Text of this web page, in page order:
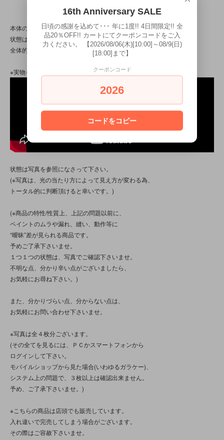
本体のみ。上記記載の難があります！
状態は比較的に綺麗な方かと思いますが、
全体的にスレや薄汚れ等のダメージがございます。
※実物を撮影致しました。参考にして下さい☆
状態は写真を参照になさって下さい。
(※写真は、光の当たり方によって見え方が変わる為、
トータル的に判断頂けると幸いです。)
(※商品の特性/性質上、上記の問題以前に、
ペイントのムラや漏れ、縫い、動作等に
“曖昧”差が見られる商品です。
予めご了承下さいませ。
１つ１つの状態は、写真でご確認下さいませ。
不明な点、分かり辛い点がございましたら、
お気軽にお尋ね下さい。)
また、分かりづらい点、分からない点は、
お気軽にお問い合わせ下さいませ。
※写真は全４枚分ございます。
(その全てを見るには、ＰＣかスマートフォンから
ログインして下さい。
モバイルショップから見た場合(いわゆるガラケー)、
システム上の問題で、３枚以上は確認出来ません。
予め、ご了承下さいませ。)
※こちらの商品は店頭でも販売しています。
入れ違いで完売してしまう場合がございます。
その際はご容赦下さいませ。
16th Anniversary SALE
日頃の感謝を込めて･･･ 年に1度!! 4日間限定!! 全
品20％OFF!! カートにてクーポンコードをご入
力ください。 【2026/08/06(木)[10:00]～08/9(日)
[18:00]まで】
クーポンコード
2026
コードをコピー